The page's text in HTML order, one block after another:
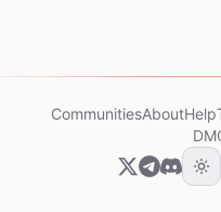
CommunitiesAboutHelp